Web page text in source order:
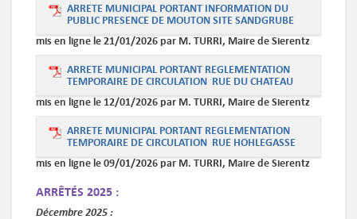
ARRETE MUNICIPAL PORTANT INFORMATION DU
PUBLIC PRESENCE DE MOUTON SITE SANDGRUBE
mis en ligne le 21/01/2026 par M. TURRI, Maire de Sierentz
ARRETE MUNICIPAL PORTANT REGLEMENTATION
TEMPORAIRE DE CIRCULATION RUE DU CHATEAU
mis en ligne le 12/01/2026 par M. TURRI, Maire de Sierentz
ARRETE MUNICIPAL PORTANT REGLEMENTATION
TEMPORAIRE DE CIRCULATION RUE HOHLEGASSE
mis en ligne le 09/01/2026 par M. TURRI, Maire de Sierentz
ARRÊTÉS 2025 :
Décembre2025 :